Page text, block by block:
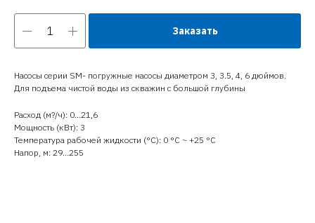
Заказать
Насосы серии SM- погружные насосы диаметром 3, 3.5, 4, 6 дюймов.
Для подъема чистой воды из скважин с большой глубины
Расход (м?/ч): 0…21,6
Мощность (кВт): 3
Температура рабочей жидкости (°C): 0 °С ~ +25 °С
Напор, м: 29…255